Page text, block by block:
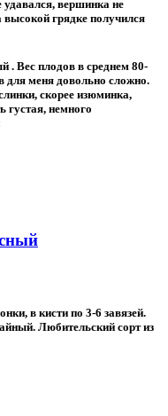
удавался, вершинка не
грядке получился
. Вес плодов в среднем 80-
для меня довольно сложно.
скорее изюминка,
густая, немного
в кисти по 3-6 завязей.
Любительский сорт из